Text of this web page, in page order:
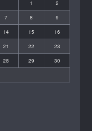
1 2
7 8 9
14 15 16
21 22 23
28 29 30